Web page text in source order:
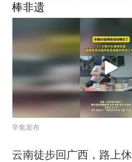
棒非遗
辛集发布
云南徒步回广西，路上休